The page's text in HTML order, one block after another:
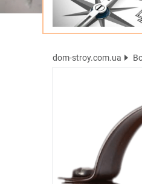
dom-stroy.com.ua